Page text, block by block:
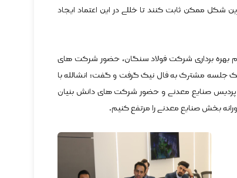
شکل ممکن ثابت کنند تا خللی در این اعتماد ایجاد
برداری شرکت فولاد سنگان، حضور شرکت های
جلسه مشترک به فال نیک گرفت و گفت: انشالله با
صنایع معدنی و حضور شرکت های دانش بنیان
بخش صنایع معدنی را مرتفع کنیم.